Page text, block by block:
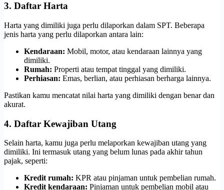
3. Daftar Harta
Harta yang dimiliki juga perlu dilaporkan dalam SPT. Beberapa
jenis harta yang perlu dilaporkan antara lain:
Kendaraan: Mobil, motor, atau kendaraan lainnya yang
dimiliki.
Rumah: Properti atau tempat tinggal yang dimiliki.
Perhiasan: Emas, berlian, atau perhiasan berharga lainnya.
Pastikan kamu mencatat nilai harta yang dimiliki dengan benar dan
akurat.
4. Daftar Kewajiban Utang
Selain harta, kamu juga perlu melaporkan kewajiban utang yang
dimiliki. Ini termasuk utang yang belum lunas pada akhir tahun
pajak, seperti:
Kredit rumah: KPR atau pinjaman untuk pembelian rumah.
Kredit kendaraan: Pinjaman untuk pembelian mobil atau